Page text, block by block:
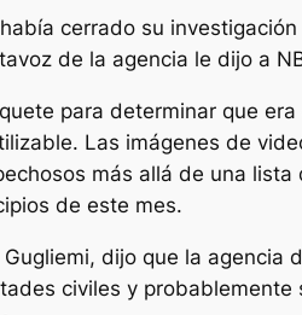
cerrado su
de la agencia le dijo a
para determinar que
Las imágenes de
más allá de una
de este mes.
dijo que la
civiles y